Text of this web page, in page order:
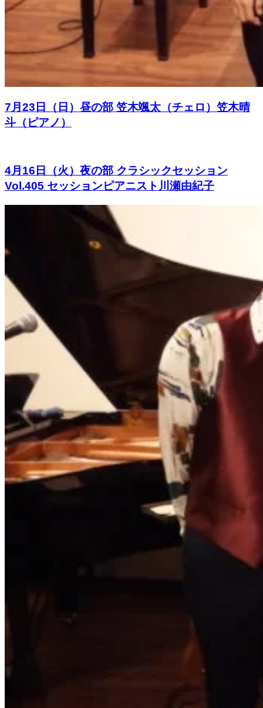
7月23日（日）昼の部 笠木颯太（チェロ）笠木晴
斗（ピアノ）
4月16日（火）夜の部 クラシックセッション
Vol.405 セッションピアニスト川瀬由紀子